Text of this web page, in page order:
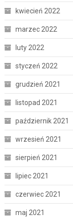
kwiecień 2022
marzec 2022
luty 2022
styczeń 2022
grudzień 2021
listopad 2021
październik 2021
wrzesień 2021
sierpień 2021
lipiec 2021
czerwiec 2021
maj 2021